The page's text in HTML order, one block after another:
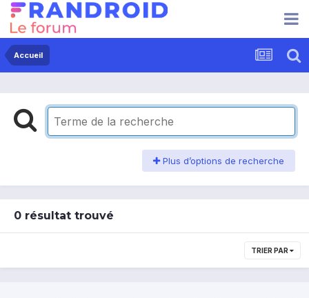
Accueil
Plus d’options de recherche
0 résultat trouvé
TRIER PAR